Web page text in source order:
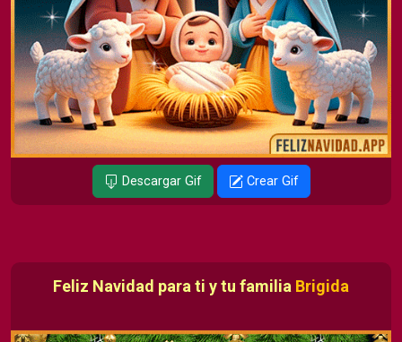
Descargar Gif Crear Gif
Feliz Navidad para ti y tu familia Brigida